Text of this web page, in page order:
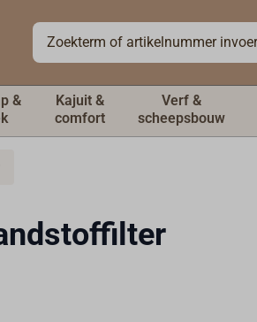
&
Kajuit &
comfort
Verf &
scheepsbouw